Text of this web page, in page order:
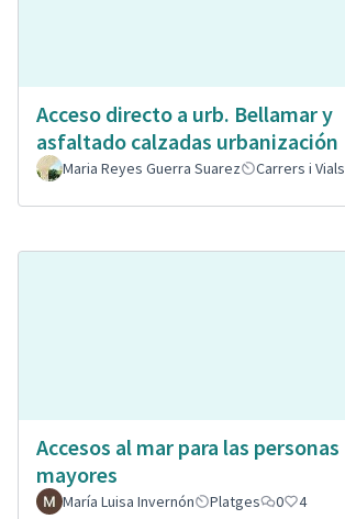
Acceso directo a urb. Bellamar y
asfaltado calzadas urbanización
Maria Reyes Guerra Suarez Carrers i Vials
Accesos al mar para las personas
mayores
María Luisa Invernón Platges 0 4